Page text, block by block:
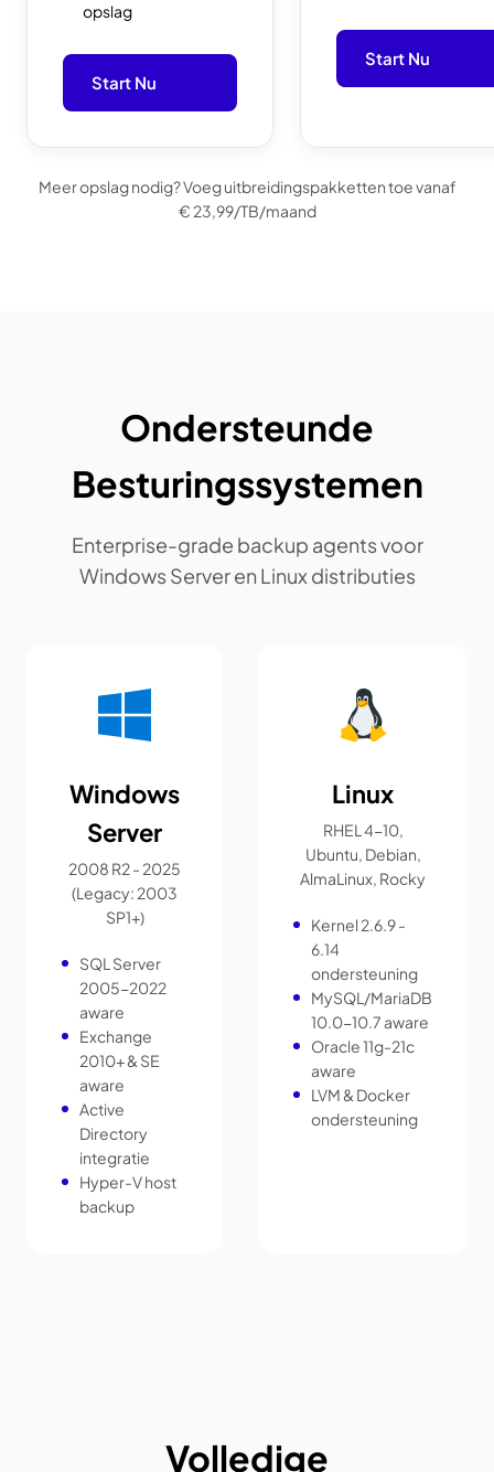
opslag
Start Nu
Start Nu
Meer opslag nodig? Voeg uitbreidingspakketten toe vanaf
€ 23,99/TB/maand
Ondersteunde
Besturingssystemen
Enterprise-grade backup agents voor
Windows Server en Linux distributies
Windows
Server
2008 R2 - 2025
(Legacy: 2003
SP1+)
SQL Server
2005-2022
aware
Exchange
2010+ & SE
aware
Active
Directory
integratie
Hyper-V host
backup
Linux
RHEL 4-10,
Ubuntu, Debian,
AlmaLinux, Rocky
Kernel 2.6.9 -
6.14
ondersteuning
MySQL/MariaDB
10.0-10.7 aware
Oracle 11g-21c
aware
LVM & Docker
ondersteuning
Volledige